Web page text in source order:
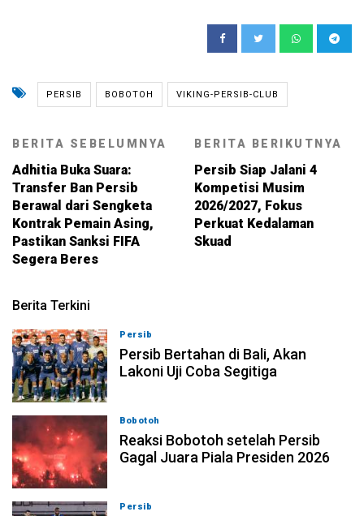
PERSIB BOBOTOH VIKING-PERSIB-CLUB
BERITA SEBELUMNYA
Adhitia Buka Suara:
Transfer Ban Persib
Berawal dari Sengketa
Kontrak Pemain Asing,
Pastikan Sanksi FIFA
Segera Beres
BERITA BERIKUTNYA
Persib Siap Jalani 4
Kompetisi Musim
2026/2027, Fokus
Perkuat Kedalaman
Skuad
Berita Terkini
Persib
Persib Bertahan di Bali, Akan
Lakoni Uji Coba Segitiga
Bobotoh
Reaksi Bobotoh setelah Persib
Gagal Juara Piala Presiden 2026
Persib